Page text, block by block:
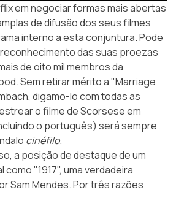
em negociar formas mais abertas
de difusão dos seus filmes
interno a esta conjuntura. Pode
das suas proezas
de oito mil membros da
Sem retirar mérito a "Marriage
digamo-lo com todas as
o filme de Scorsese em
o português) será sempre
cinéfilo.
a posição de destaque de um
"1917", uma verdadeira
Sam Mendes. Por três razões